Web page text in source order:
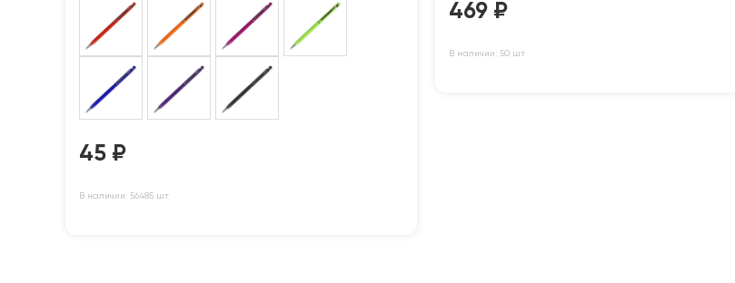
45 ₽
В наличии: 56485 шт
469 ₽
В наличии: 50 шт